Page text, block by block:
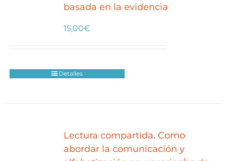
basada en la evidencia
15,00€
Detalles
Lectura compartida. Como
abordar la comunicación y